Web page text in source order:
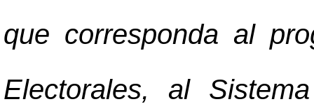
que corresponda al
Electorales, al